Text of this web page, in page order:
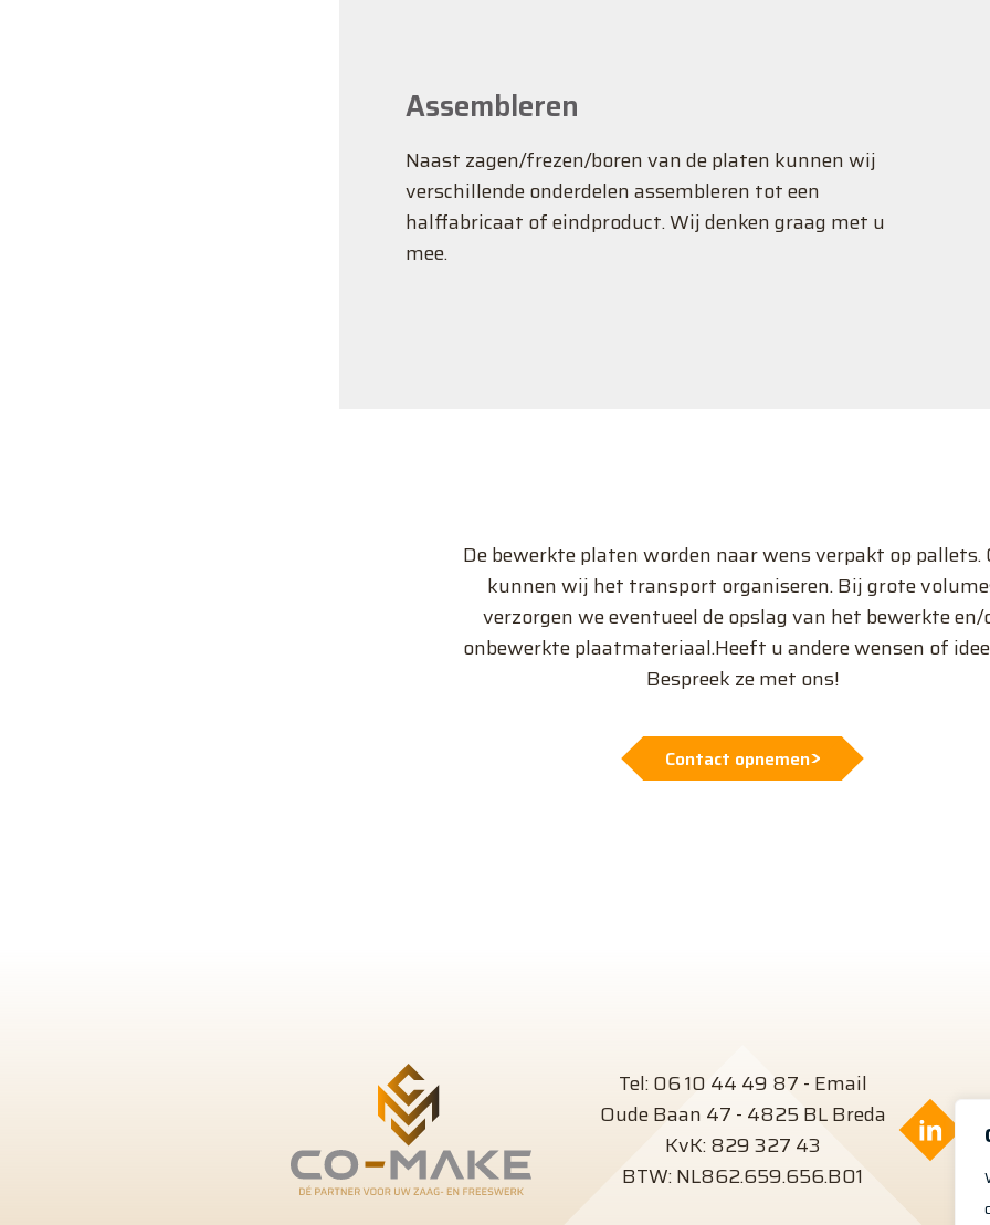
Assembleren
Naast zagen/frezen/boren van de platen kunnen wij
verschillende onderdelen assembleren tot een
halffabricaat of eindproduct. Wij denken graag met u
mee.
De bewerkte platen worden naar wens verpakt op pallets.
kunnen wij het transport organiseren. Bij grote
verzorgen we eventueel de opslag van het bewerkte
onbewerkte plaatmateriaal.Heeft u andere wensen of
Bespreek ze met ons!
Contact opnemen
Tel:06 10 44 49 87 - Email
Oude Baan 47 - 4825 BL Breda
KvK: 829 327 43
BTW: NL862.659.656.B01